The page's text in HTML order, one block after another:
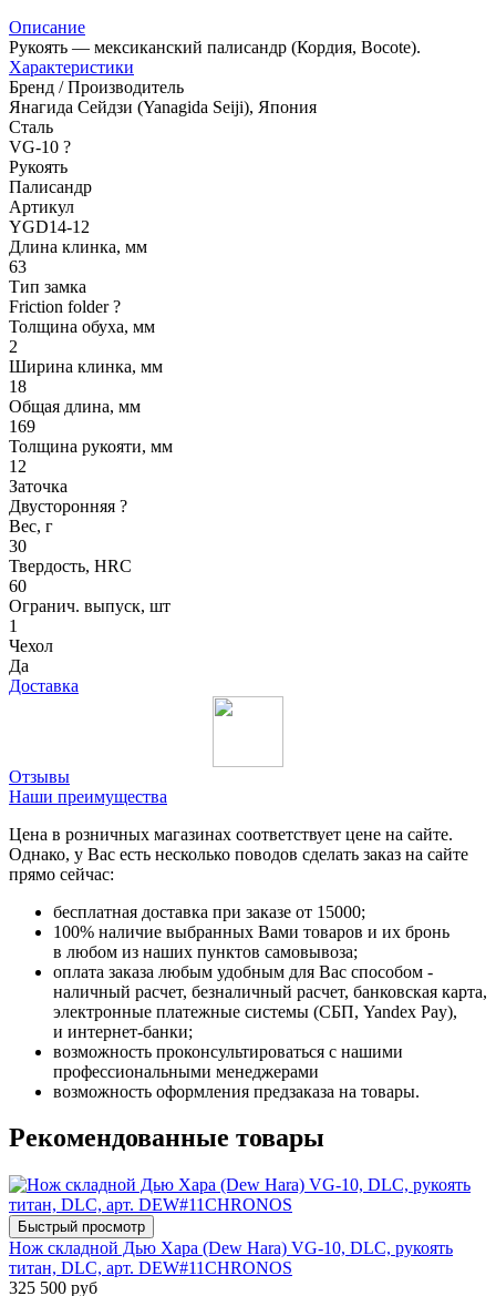
Описание
Рукоять — мексиканский палисандр (Кордия, Bocote).
Характеристики
Бренд / Производитель
Янагида Сейдзи (Yanagida Seiji), Япония
Сталь
VG-10 ?
Рукоять
Палисандр
Артикул
YGD14-12
Длина клинка, мм
63
Тип замка
Friction folder?
Толщина обуха, мм
2
Ширина клинка, мм
18
Общая длина, мм
169
Толщина рукояти, мм
12
Заточка
Двусторонняя ?
Вес, г
30
Твердость, HRC
60
Огранич. выпуск, шт
1
Чехол
Да
Доставка
Отзывы
Наши преимущества
Цена в розничных магазинах соответствует цене на сайте.
Однако, у Вас есть несколько поводов сделать заказ на сайте
прямо сейчас:
бесплатная доставка при заказе от 15000;
100% наличие выбранных Вами товаров и их бронь
в любом из наших пунктов самовывоза;
оплата заказа любым удобным для Вас способом -
наличный расчет, безналичный расчет, банковская карта,
электронные платежные системы (СБП, Yandex Pay),
и интернет-банки;
возможность проконсультироваться с нашими
профессиональными менеджерами
возможность оформления предзаказа на товары.
Рекомендованные товары
Быстрый просмотр
Нож складной Дью Хара (Dew Hara) VG-10, DLC, рукоять
титан, DLC, арт. DEW#11CHRONOS
325 500 руб